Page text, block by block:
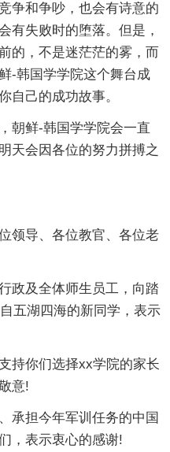
争和争吵，也会有诗意的
有失败时的堕落。但是，
的，不是迷茫茫的雾，而
-韩国学学院这个舞台成
自己的成功故事。
朝鲜-韩国学学院会一直
天会因各位的努力拼搏之
领导、各位教官、各位老
政及全体师生员工，向踏
五湖四海的新同学，表示
持你们选择xx学院的家长
意!
承担今年军训任务的中国
，表示衷心的感谢!